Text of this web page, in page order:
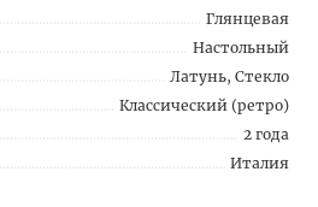
Глянцевая
Настольный
Латунь, Стекло
Классический (ретро)
2 года
Италия